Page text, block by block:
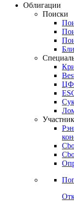
Облигации
Поиски